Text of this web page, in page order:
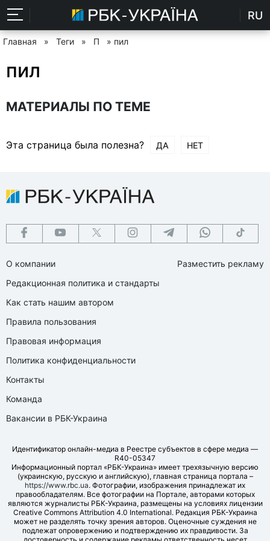
RU
Главная » Теги » П » пил
пил
МАТЕРИАЛЫ ПО ТЕМЕ
Эта страница была полезна? ДА НЕТ
О компании
Редакционная политика и стандарты
Как стать нашим автором
Правила пользования
Правовая информация
Политика конфиденциальности
Контакты
Команда
Вакансии в РБК-Украина
Разместить рекламу
Идентификатор онлайн-медиа в Реестре субъектов в сфере медиа —
R40-05347
Информационный портал «РБК-Украина» имеет трехязычную версию
(украинскую, русскую и английскую), главная страница портала –
https://www.rbc.ua. Фотографии, изображения принадлежат их
правообладателям. Все фотографии на Портале, авторами которых
являются журналисты РБК-Украина, размещены на условиях лицензии
Creative Commons Attribution 4.0 International. Редакция РБК-Украина
может не разделять точку зрения авторов. Оценочные суждения не
подлежат опровержению и подтверждению их правдивости. За